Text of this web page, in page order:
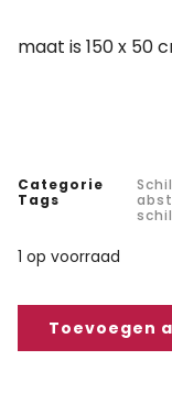
maat is 150 x 50
Categorie
Tags
1 op voorraad
Toevoegen